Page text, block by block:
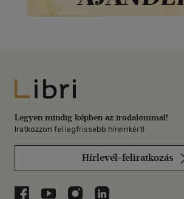
Libri
Legyen mindig képben az irodalommal!
Iratkozzon fel legfrissebb híreinkért!
Hírlevél-feliratkozás
Libri a Facebookon
Libri a Youtube-on
Libri az Instagramon
Libri a LinkedInen